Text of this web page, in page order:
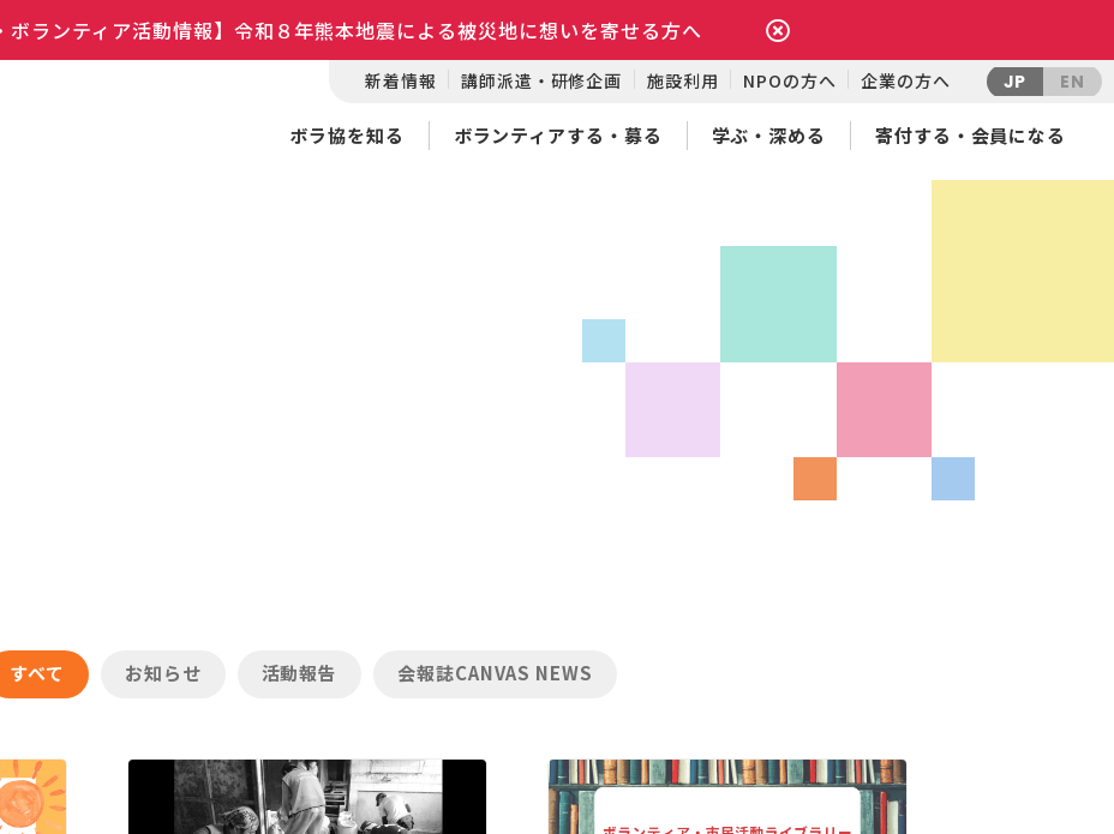
ボランティア活動情報】令和８年熊本地震による被災地に想いを寄せる方へ
新着情報 講師派遣・研修企画 施設利用 NPOの方へ 企業の方へ JP EN
ボラ協を知る ボランティアする・募る 学ぶ・深める 寄付する・会員になる
すべて お知らせ 活動報告 会報誌CANVAS NEWS